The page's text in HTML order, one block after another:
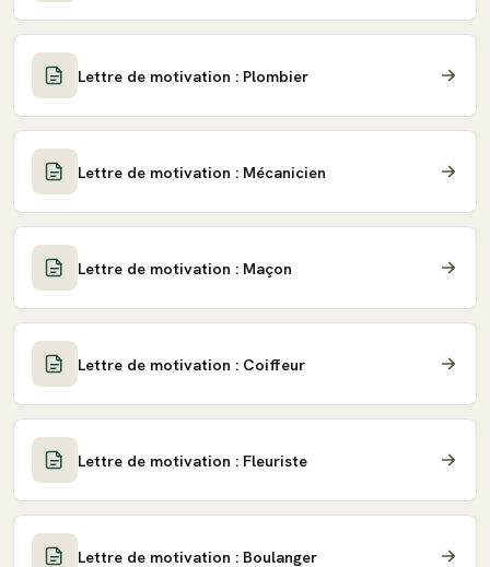
Lettre de motivation : Plombier
Lettre de motivation : Mécanicien
Lettre de motivation : Maçon
Lettre de motivation : Coiffeur
Lettre de motivation : Fleuriste
Lettre de motivation : Boulanger